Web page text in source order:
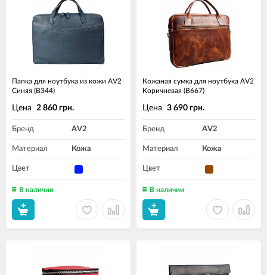
Папка для ноутбука из кожи AV2
Синяя (B344)
Цена 2 860 грн.
Бренд AV2
Материал Кожа
Цвет
В наличии
Кожаная сумка для ноутбука AV2
Коричневая (B667)
Цена 3 690 грн.
Бренд AV2
Материал Кожа
Цвет
В наличии